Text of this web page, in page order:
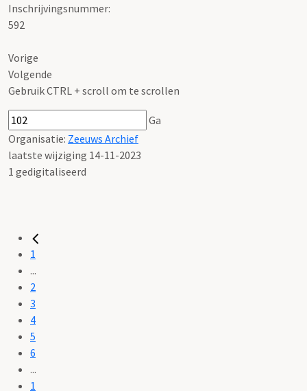
Inschrijvingsnummer:
592
Vorige
Volgende
Gebruik CTRL + scroll om te scrollen
Ga
Organisatie: Zeeuws Archief
laatste wijziging 14-11-2023
1 gedigitaliseerd
1
...
2
3
4
5
6
...
1